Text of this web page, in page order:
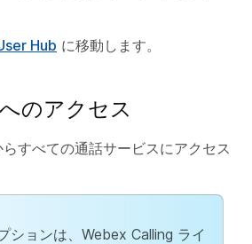
Hub に移動します。
のアクセス
らすべての通話サービスにアクセス
ションは、Webex Calling ライ